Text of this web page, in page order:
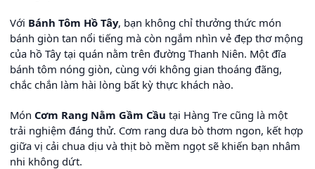
Với Bánh Tôm Hồ Tây, bạn không chỉ thưởng thức món
bánh giòn tan nổi tiếng mà còn ngắm nhìn vẻ đẹp thơ mộng
của hồ Tây tại quán nằm trên đường Thanh Niên. Một đĩa
bánh tôm nóng giòn, cùng với không gian thoáng đãng,
chắc chắn làm hài lòng bất kỳ thực khách nào.
Món Cơm Rang Nằm Gầm Cầu tại Hàng Tre cũng là một
trải nghiệm đáng thử. Cơm rang dưa bò thơm ngon, kết hợp
giữa vị cải chua dịu và thịt bò mềm ngọt sẽ khiến bạn nhâm
nhi không dứt.